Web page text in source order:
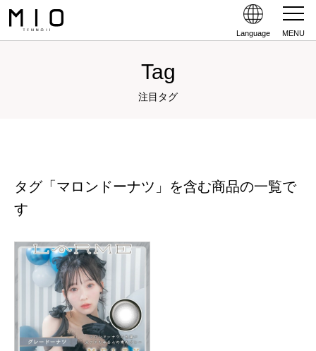
Language MENU
Tag
注目タグ
タグ「マロンドーナツ」を含む商品の一覧で
す